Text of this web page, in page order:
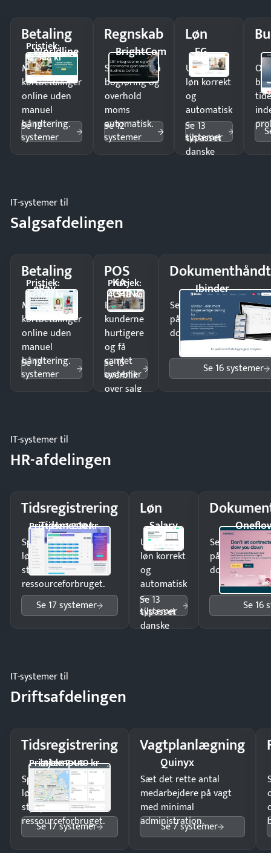
Betaling
Worldline
Pristjek:
12.588 kr
Modtag
kortbetalinger
online uden
manuel
håndtering.
Se 12
systemer
Regnskab
BrightCom
Spar timer på
bogføring og
overhold
moms
automatisk.
Se 12
systemer
Løn
EG
Udbetal
løn korrekt
og
automatisk
—
tilpasset
danske
Se 13
systemer
IT-systemer til
Salgsafdelingen
Betaling
ePay
Pristjek:
10.008 kr
Modtag
kortbetalinger
online uden
manuel
håndtering.
Se 12
systemer
POS
KA-
CHING
Pristjek:
4.548 kr
Ekspedér
kunderne
hurtigere
og få
samlet
overblik
over salg
Se 15
systemer
Ibinder
Send kontrakter til
på minutter og mist
dokumenter.
Se 16 systemer
IT-systemer til
HR-afdelingen
Tidsregistrering
Tidsmester
Pristjek: 1.200 kr
Spar tid på
lønberegning og få
styr på
ressourceforbruget.
Se 17 systemer
Løn
Salary
Udbetal
løn korrekt
og
automatisk
—
tilpasset
danske
Se 13
systemer
Send
på minutter
dokumenter.
Se 16
IT-systemer til
Driftsafdelingen
Tidsregistrering
Intempus
Pristjek: 7.440 kr
Spar tid på
lønberegning og få
styr på
ressourceforbruget.
Se 17 systemer
Vagtplanlægning
Quinyx
Sæt det rette antal
medarbejdere på vagt
med minimal
administration.
Se 7 systemer